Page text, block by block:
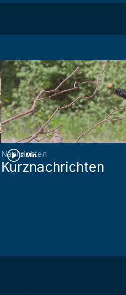
2 Min
Nachrichten
Kurznachrichten